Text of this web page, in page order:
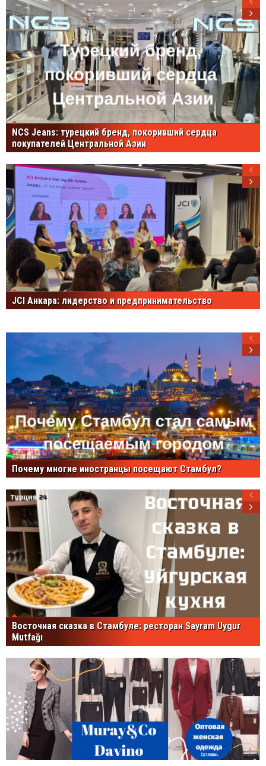
NCS Jeans: турецкий бренд, покоривший сердца
покупателей Центральной Азии
JCI Анкара: лидерство и предпринимательство
Почему многие иностранцы посещают Стамбул?
Восточная сказка в Стамбуле: ресторан Sayram Uygur
Mutfağı